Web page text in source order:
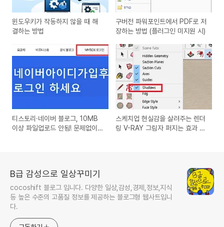
윈도우키가 작동하지 않을 때 해
결하는 방법
구버전 파워포인트에서 PDF로 저
장하는 방법 (플러그인 미지원 시)
티스토리·네이버 블로그, 10MB
이상 파일업로드 안됨! 문제없이
스케치업 현실감을 살려주는 렌더
링 V-RAY 그림자 퍼지는 효과 직
B급 감성으로 일상꾸미기
cocoshift 블로그 입니다. 다양한 일상,감성,경제,정보,지식
등 높은 수준의 고품질 정보를 제공하는 블로그형 웹사트입니
다.